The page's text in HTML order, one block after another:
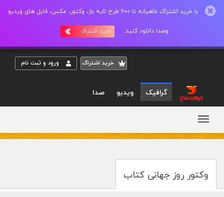
با خرید اشتراک ماهیانه تا 600 طرح لایه باز، وکتور، عکس، فایل های ویدیو
وصدا دانلود کنید. خرید اشتراک
خريد اشتراک ورود و ثبت نام
گرافیک ویدیو صدا
وکتور روز جهانی کتاب